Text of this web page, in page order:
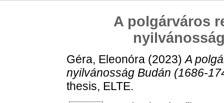
A polgárváros
Géra, Eleonóra (2023)A
nyilvánosság Budán (1686-
thesis, ELTE.